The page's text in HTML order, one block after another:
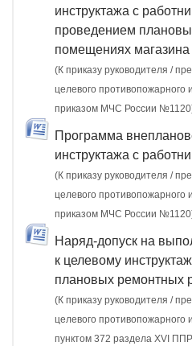
инструктажа с
проведением
помещениях магазина
(К приказу руководителя /
целевого противопожарного
приказом МЧС России
Программа
инструктажа с
(К приказу руководителя /
целевого противопожарного
приказом МЧС России
Наряд-допуск на
к целевому
плановых ремонтных
(К приказу руководителя /
целевого противопожарного
пунктом 372 раздела XVI